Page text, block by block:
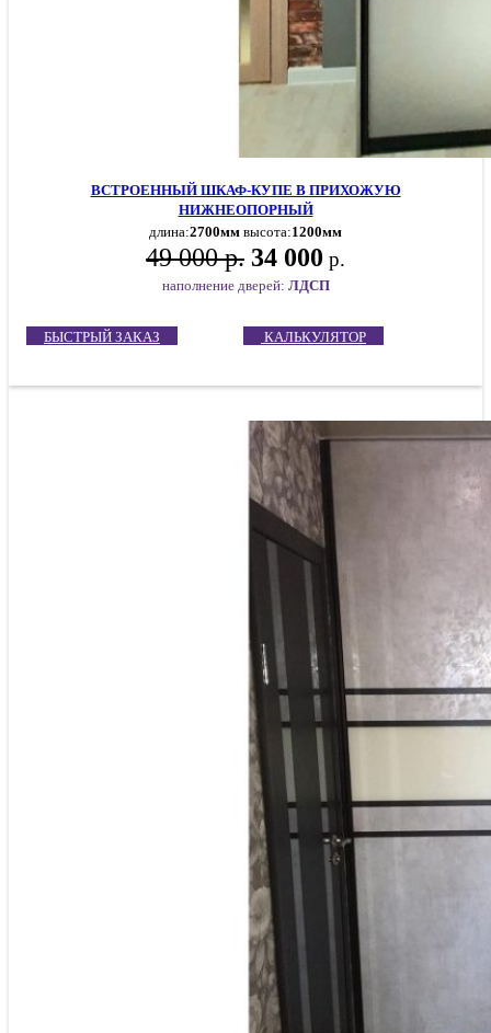
ВСТРОЕННЫЙ ШКАФ-КУПЕ В ПРИХОЖУЮ
НИЖНЕОПОРНЫЙ
длина:2700мм высота:1200мм
49 000 р. 34 000 р.
наполнение дверей: ЛДСП
БЫСТРЫЙ ЗАКАЗ КАЛЬКУЛЯТОР